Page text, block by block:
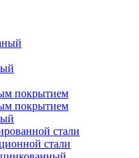
покрытием
покрытием
стали
стали